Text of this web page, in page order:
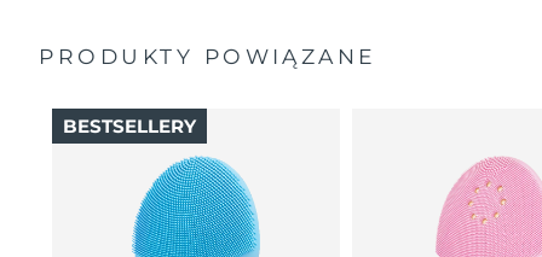
PRODUKTY POWIĄZANE
BESTSELLERY